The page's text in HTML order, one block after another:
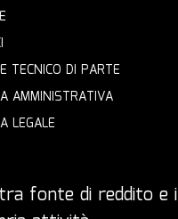
TECNICO DI PARTE
AMMINISTRATIVA
LEGALE
fonte di reddito e i